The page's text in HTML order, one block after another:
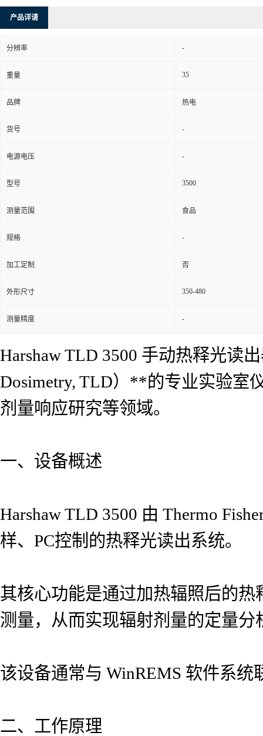
产品详请
分辨率 -
重量 35
品牌 热电
货号 -
电源电压 -
型号 3500
测量范围 食品
规格 -
加工定制 否
外形尺寸 350-480
测量精度 -
Harshaw TLD 3500 手动热释光读
Dosimetry, TLD）**的专业实验室
剂量响应研究等领域。
一、设备概述
Harshaw TLD 3500 由 Thermo
样、PC控制的热释光读出系统。
其核心功能是通过加热辐照后的
测量，从而实现辐射剂量的定量分
该设备通常与 WinREMS 软件系
二、工作原理